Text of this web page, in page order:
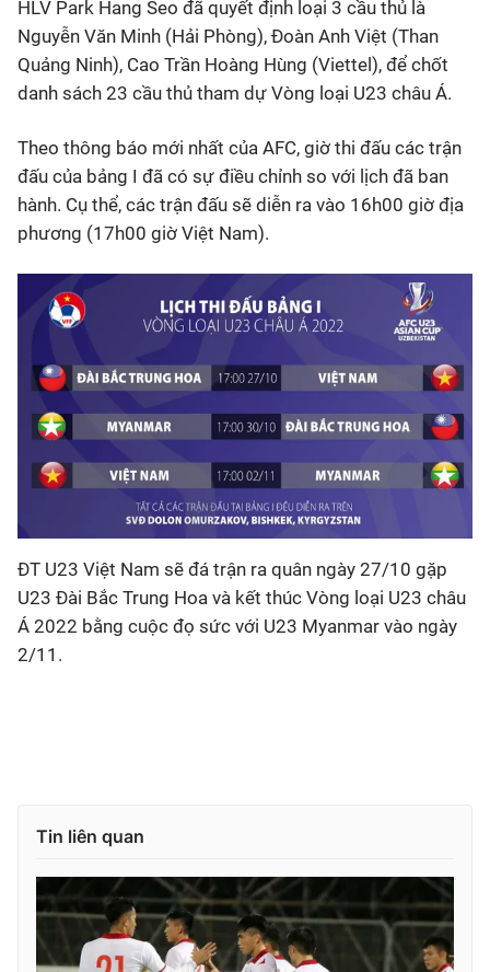
HLV Park Hang Seo đã quyết định loại 3 cầu thủ là
Nguyễn Văn Minh (Hải Phòng), Đoàn Anh Việt (Than
Quảng Ninh), Cao Trần Hoàng Hùng (Viettel), để chốt
danh sách 23 cầu thủ tham dự Vòng loại U23 châu Á.
Theo thông báo mới nhất của AFC, giờ thi đấu các trận
đấu của bảng I đã có sự điều chỉnh so với lịch đã ban
hành. Cụ thể, các trận đấu sẽ diễn ra vào 16h00 giờ địa
phương (17h00 giờ Việt Nam).
ĐT U23 Việt Nam sẽ đá trận ra quân ngày 27/10 gặp
U23 Đài Bắc Trung Hoa và kết thúc Vòng loại U23 châu
Á 2022 bằng cuộc đọ sức với U23 Myanmar vào ngày
2/11.
Tin liên quan